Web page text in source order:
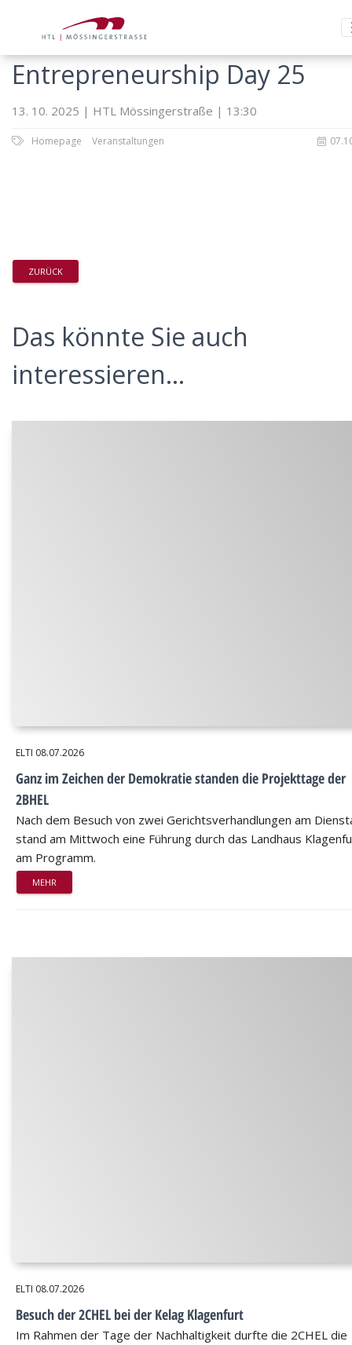
Entrepreneurship Day 25
13. 10. 2025 | HTL Mössingerstraße | 13:30
Homepage Veranstaltungen
ZURÜCK
Das könnte Sie auch
interessieren...
ELTI 08.07.2026
Ganz im Zeichen der Demokratie standen die Projekttage der
2BHEL
Nach dem Besuch von zwei Gerichtsverhandlungen am
stand am Mittwoch eine Führung durch das Landhaus
am Programm.
MEHR
ELTI 08.07.2026
Besuch der 2CHEL bei der Kelag Klagenfurt
Im Rahmen der Tage der Nachhaltigkeit durfte die 2CHEL die